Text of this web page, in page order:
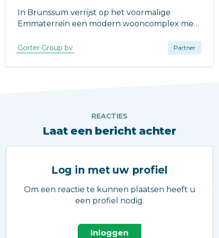
In Brunssum verrijst op het voormalige
Emmaterrein een modern wooncomplex met
bouwblokken. Het project, ontwikkeld door
BPD en uitgevoerd door BAM, is ontworpen
door CB5 Architecten uit Maastricht.
Gorter Group bv Partner
REACTIES
Laat een bericht achter
Log in met uw profiel
Om een reactie te kunnen plaatsen heeft u
een profiel nodig.
Inloggen